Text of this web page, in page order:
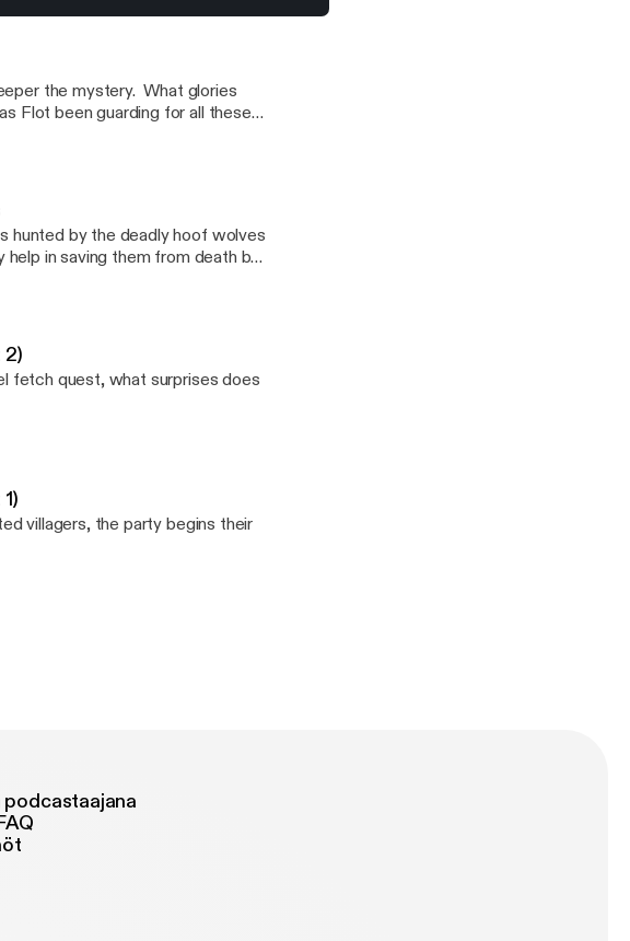
the mystery. What glories
Flot been guarding for all these
hunted by the deadly hoof wolves
in saving them from death by
2)
fetch quest, what surprises does
villagers, the party begins their
podcastaajana